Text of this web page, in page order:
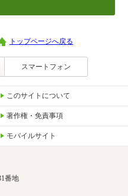
トップページへ戻る
スマートフォン
このサイトについて
著作権・免責事項
モバイルサイト
番地